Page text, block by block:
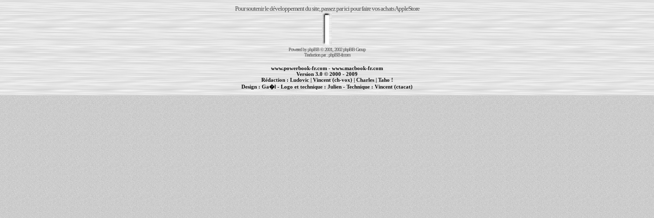
Pour soutenir le développement du site, passez par ici pour faire vos achats AppleStore
Powered byphpBB© 2001, 2002 phpBB Group
Traduction par :phpBB-fr.com
www.powerbook-fr.com - www.macbook-fr.com
Version 3.0 © 2000 - 2009
Rédaction : Ludovic|Vincent (ch-vox)| Charles|Taho !
Design :Ga�l - Logo et technique : Julien - Technique :Vincent (ctacat)
| | cr�ation de sites Internet